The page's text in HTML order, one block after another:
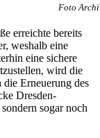
Foto
erreichte bereits
weshalb eine
eine sichere
wird die
Erneuerung des
Dresden-
sogar noch